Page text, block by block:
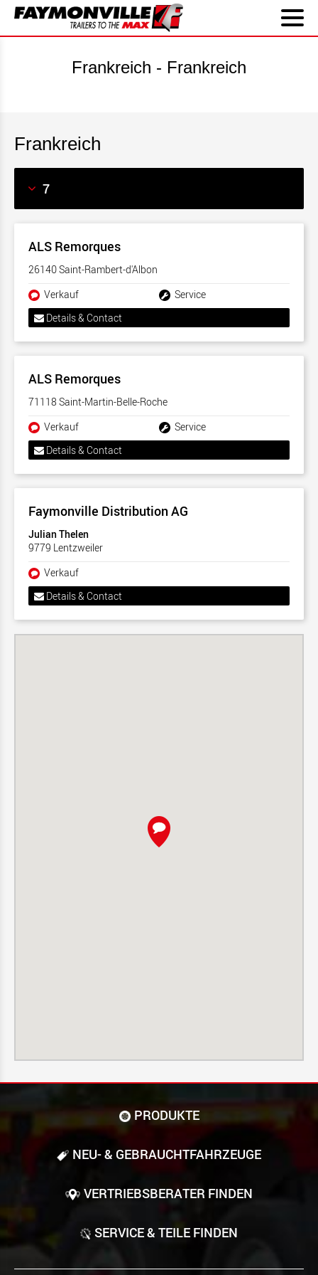
Frankreich - Frankreich
Frankreich
ALS Remorques
26140 Saint-Rambert-d'Albon
Verkauf
Service
Details & Contact
ALS Remorques
71118 Saint-Martin-Belle-Roche
Verkauf
Service
Details & Contact
Faymonville Distribution AG
Julian Thelen
9779 Lentzweiler
Verkauf
Details & Contact
PRODUKTE
NEU- & GEBRAUCHT­FAHRZEUGE
VERTRIEBSBERATER FINDEN
SERVICE & TEILE FINDEN